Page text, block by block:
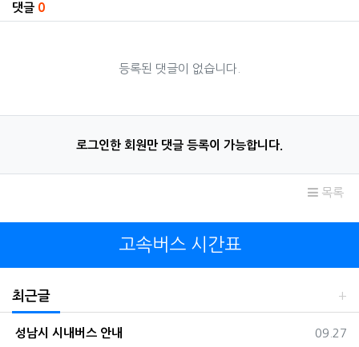
댓글 0
등록된 댓글이 없습니다.
로그인한 회원만 댓글 등록이 가능합니다.
목록
고속버스 시간표
최근글
등록일
09.27
성남시 시내버스 안내